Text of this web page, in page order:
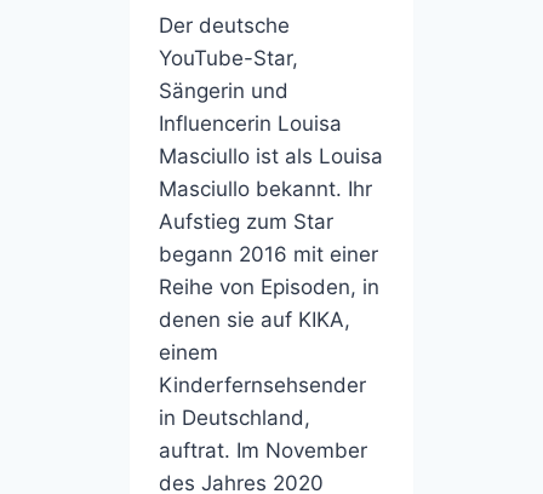
Der deutsche
YouTube-Star,
Sängerin und
Influencerin Louisa
Masciullo ist als Louisa
Masciullo bekannt. Ihr
Aufstieg zum Star
begann 2016 mit einer
Reihe von Episoden, in
denen sie auf KIKA,
einem
Kinderfernsehsender
in Deutschland,
auftrat. Im November
des Jahres 2020